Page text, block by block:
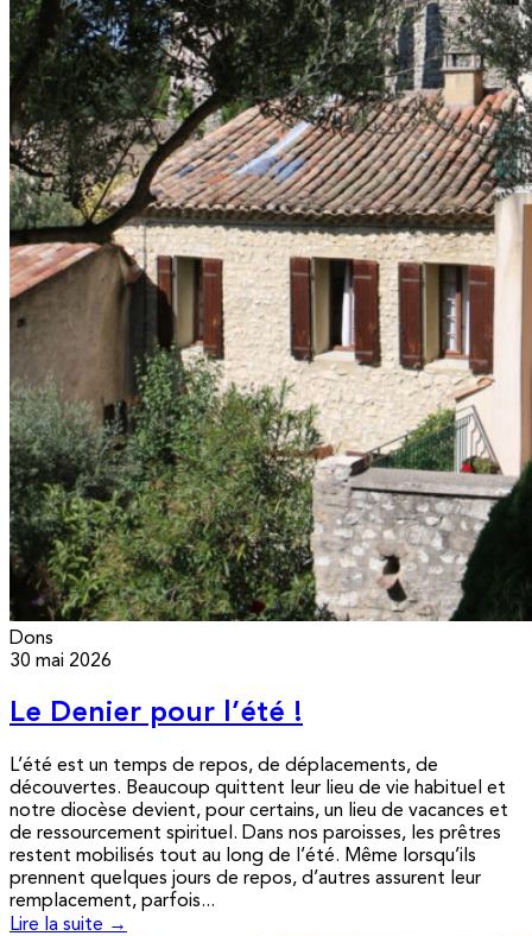
Dons
30 mai 2026
Le Denier pour l’été !
L’été est un temps de repos, de déplacements, de
découvertes. Beaucoup quittent leur lieu de vie habituel et
notre diocèse devient, pour certains, un lieu de vacances et
de ressourcement spirituel. Dans nos paroisses, les prêtres
restent mobilisés tout au long de l’été. Même lorsqu’ils
prennent quelques jours de repos, d’autres assurent leur
remplacement, parfois...
Lire la suite →